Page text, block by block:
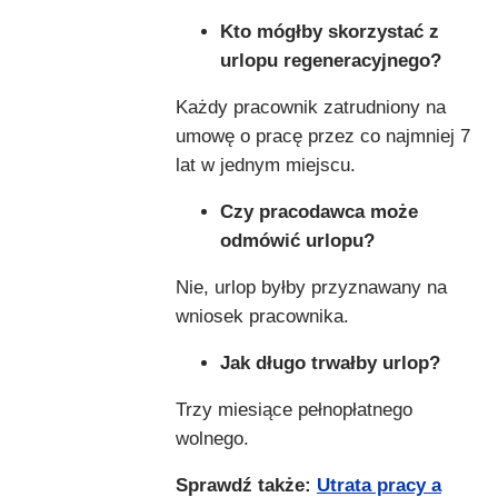
Kto mógłby skorzystać z
urlopu regeneracyjnego?
Każdy pracownik zatrudniony na
umowę o pracę przez co najmniej 7
lat w jednym miejscu.
Czy pracodawca może
odmówić urlopu?
Nie, urlop byłby przyznawany na
wniosek pracownika.
Jak długo trwałby urlop?
Trzy miesiące pełnopłatnego
wolnego.
Sprawdź także: Utrata pracy a